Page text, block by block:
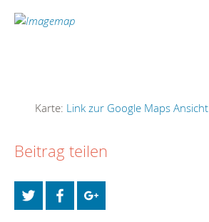
Karte: Link zur Google Maps Ansicht
Beitrag teilen